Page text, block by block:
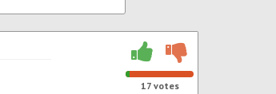
17votes